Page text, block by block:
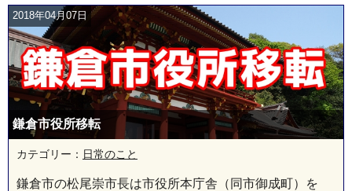
2018年04月07日
鎌倉市役所移転
カテゴリー： 日常のこと
鎌倉市の松尾崇市長は市役所本庁舎（同市御成町）を